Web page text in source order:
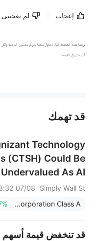
إعجاب لم يعجبنى
ترجمة هذه الصفحة آلية. تحاول منصة سهم تحسين الترجمة ولكن
أو إغفال في الترجمة.
عند الضرورة، يرجى استشارة مستشار استثمار محترف. لا تقدم
قد تهمك
Technology
(CTSH) Could Be
Undervalued As AI
Expansion Builds
Simply Wall St
07/08 18:32
Cognizant Technology Solutions Corporation Class A
قد تنخفض قيمة